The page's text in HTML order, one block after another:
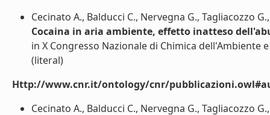
Cecinato A., Balducci C., Nervegna G., Tagliacozzo
Cocaina in aria ambiente, effetto inatteso
in X Congresso Nazionale di Chimica dell'Ambiente
(literal)
Http://www.cnr.it/ontology/cnr/
Cecinato A., Balducci C., Nervegna G., Tagliacozzo